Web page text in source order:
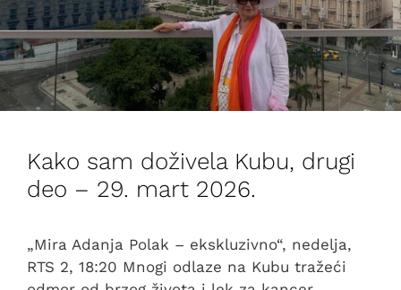
Kako sam doživela Kubu, drugi
deo – 29. mart 2026.
„Mira Adanja Polak – ekskluzivno“, nedelja,
RTS 2, 18:20 Mnogi odlaze na Kubu tražeći